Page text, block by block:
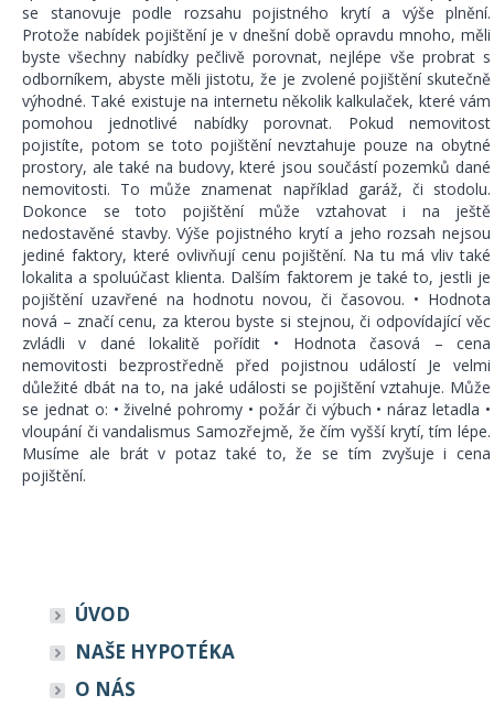
se stanovuje podle rozsahu pojistného krytí a výše plnění.
Protože nabídek pojištění je v dnešní době opravdu mnoho, měli
byste všechny nabídky pečlivě porovnat, nejlépe vše probrat s
odborníkem, abyste měli jistotu, že je zvolené pojištění skutečně
výhodné. Také existuje na internetu několik kalkulaček, které vám
pomohou jednotlivé nabídky porovnat. Pokud nemovitost
pojistíte, potom se toto pojištění nevztahuje pouze na obytné
prostory, ale také na budovy, které jsou součástí pozemků dané
nemovitosti. To může znamenat například garáž, či stodolu.
Dokonce se toto pojištění může vztahovat i na ještě
nedostavěné stavby. Výše pojistného krytí a jeho rozsah nejsou
jediné faktory, které ovlivňují cenu pojištění. Na tu má vliv také
lokalita a spoluúčast klienta. Dalším faktorem je také to, jestli je
pojištění uzavřené na hodnotu novou, či časovou. • Hodnota
nová – značí cenu, za kterou byste si stejnou, či odpovídající věc
zvládli v dané lokalitě pořídit • Hodnota časová – cena
nemovitosti bezprostředně před pojistnou událostí Je velmi
důležité dbát na to, na jaké události se pojištění vztahuje. Může
se jednat o: • živelné pohromy • požár či výbuch • náraz letadla •
vloupání či vandalismus Samozřejmě, že čím vyšší krytí, tím lépe.
Musíme ale brát v potaz také to, že se tím zvyšuje i cena
pojištění.
ÚVOD
NAŠE HYPOTÉKA
O NÁS